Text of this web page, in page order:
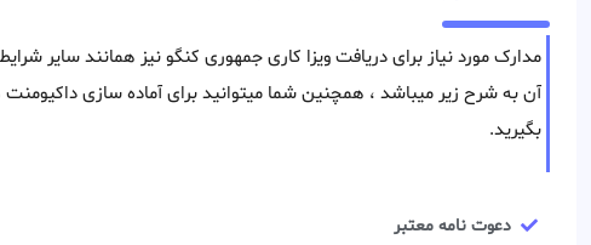
مدارک مورد نیاز برای دریافت ویزا کاری جمهوری کنگو نیز همانند سایر
آن به شرح زیر میباشد ، همچنین شما میتوانید برای آماده سازی
بگیرید.
دعوت نامه معتبر